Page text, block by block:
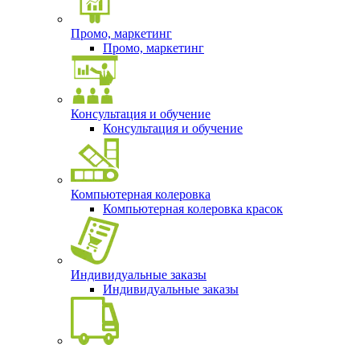
Промо, маркетинг
Промо, маркетинг
Консультация и обучение
Консультация и обучение
Компьютерная колеровка
Компьютерная колеровка красок
Индивидуальные заказы
Индивидуальные заказы